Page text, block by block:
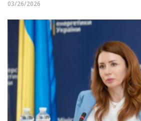
03/26/2026